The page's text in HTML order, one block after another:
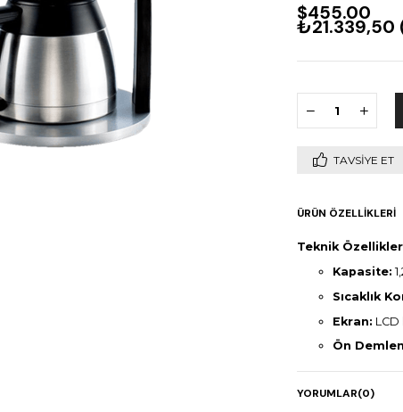
$455.00
₺21.339,50
TAVSIYE ET
ÜRÜN ÖZELLIKLERI
Teknik Özellikler
Kapasite:
Sıcaklık
Ekran:
Ön
SCA
YORUMLAR(0)